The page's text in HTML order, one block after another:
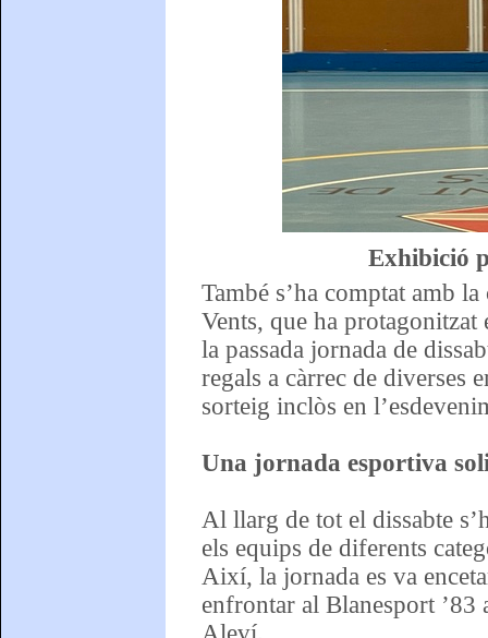
Exhibició
També s’ha comptat amb
Vents, que ha
la passada jornada de
regals a càrrec de diverses
sorteig inclòs en
Una jornada esportiva
Al llarg de tot el dissabte
els equips de diferents
Així, la jornada es va
enfrontar al Blanesport ’83